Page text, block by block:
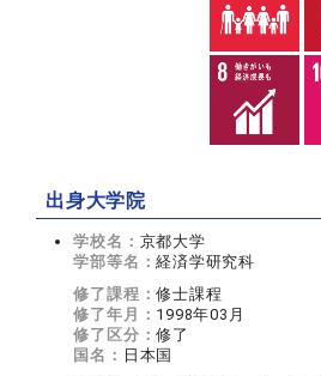
出身大学院
学校名： 京都大学
学部等名：経済学研究科
修了課程：修士課程
修了年月： 1998年03月
修了区分：修了
国名： 日本国